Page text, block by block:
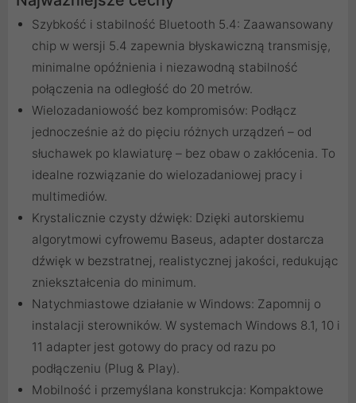
Szybkość i stabilność Bluetooth 5.4: Zaawansowany
chip w wersji 5.4 zapewnia błyskawiczną transmisję,
minimalne opóźnienia i niezawodną stabilność
połączenia na odległość do 20 metrów.
Wielozadaniowość bez kompromisów: Podłącz
jednocześnie aż do pięciu różnych urządzeń – od
słuchawek po klawiaturę – bez obaw o zakłócenia. To
idealne rozwiązanie do wielozadaniowej pracy i
multimediów.
Krystalicznie czysty dźwięk: Dzięki autorskiemu
algorytmowi cyfrowemu Baseus, adapter dostarcza
dźwięk w bezstratnej, realistycznej jakości, redukując
zniekształcenia do minimum.
Natychmiastowe działanie w Windows: Zapomnij o
instalacji sterowników. W systemach Windows 8.1, 10 i
11 adapter jest gotowy do pracy od razu po
podłączeniu (Plug & Play).
Mobilność i przemyślana konstrukcja: Kompaktowe